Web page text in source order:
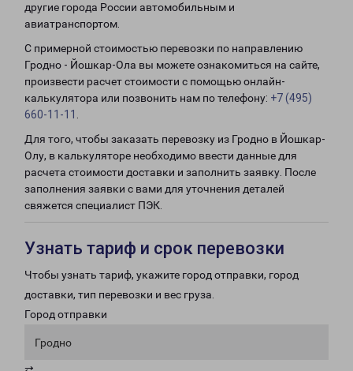
другие города России автомобильным и
авиатранспортом.
С примерной стоимостью перевозки по направлению
Гродно - Йошкар-Ола вы можете ознакомиться на сайте,
произвести расчет стоимости с помощью онлайн-
калькулятора или позвонить нам по телефону: +7 (495)
660-11-11
Для того, чтобы заказать перевозку из Гродно в Йошкар-
Олу, в калькуляторе необходимо ввести данные для
расчета стоимости доставки и заполнить заявку. После
заполнения заявки с вами для уточнения деталей
свяжется специалист ПЭК.
Узнать тариф и срок перевозки
Чтобы узнать тариф, укажите город отправки, город
доставки, тип перевозки и вес груза.
Город отправки
Гродно